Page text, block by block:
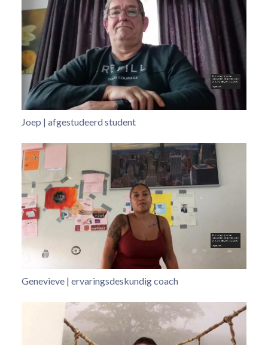
Joep | afgestudeerd student
Genevieve | ervaringsdeskundig coach